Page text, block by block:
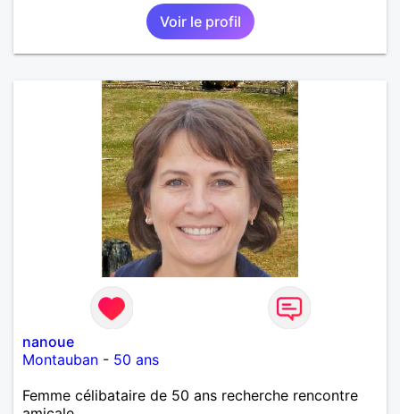
Voir le profil
nanoue
Montauban - 50 ans
Femme célibataire de 50 ans recherche rencontre